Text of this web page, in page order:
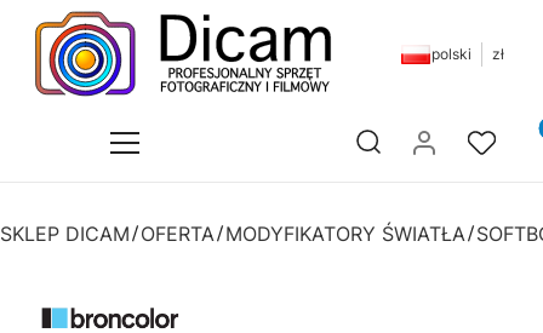
polski zł
Otwórz wyszukiwarkę
SKLEP DICAM OFERTA MODYFIKATORY ŚWIATŁA